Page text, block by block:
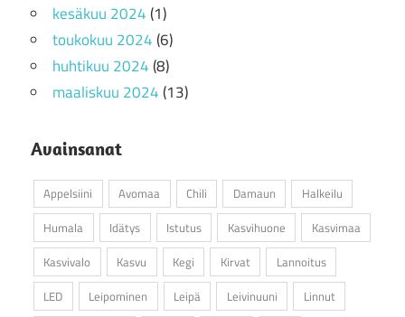
kesäkuu 2024(1)
toukokuu 2024(6)
huhtikuu 2024(8)
maaliskuu 2024(13)
Avainsanat
Appelsiini Avomaa Chili Damaun
Halkeilu
Humala
Idätys Istutus Kasvihuone
Kasvimaa
Kasvivalo
Kasvu Kegi Kirvat
Lannoitus
LED
Leipominen Leipä Leivinuuni Linnut